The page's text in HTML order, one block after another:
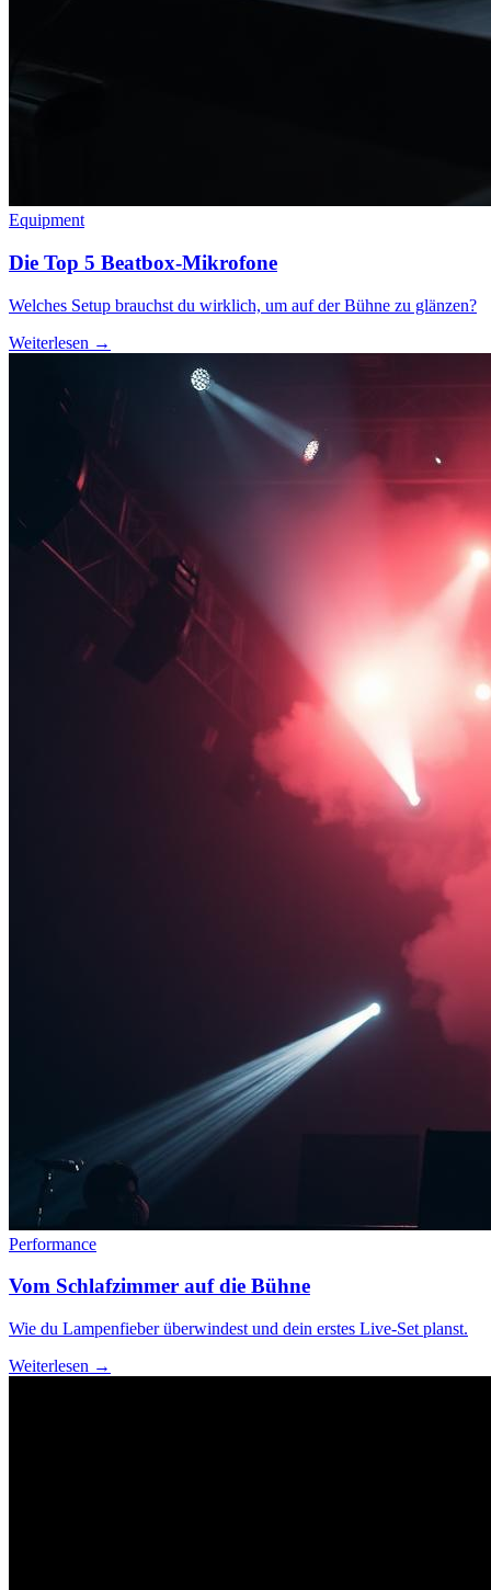
Equipment
Die Top 5 Beatbox-Mikrofone
Welches Setup brauchst du wirklich, um auf der Bühne zu glänzen?
Weiterlesen →
Performance
Vom Schlafzimmer auf die Bühne
Wie du Lampenfieber überwindest und dein erstes Live-Set planst.
Weiterlesen →